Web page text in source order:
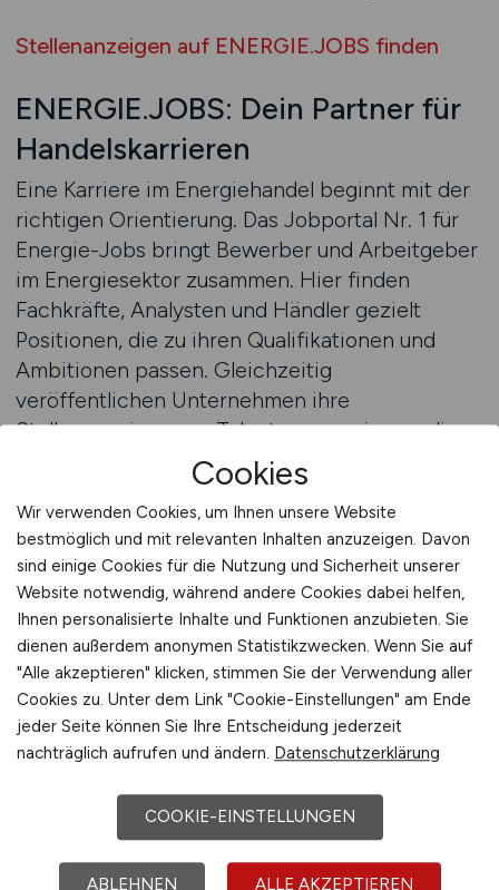
Stellenanzeigen auf ENERGIE.JOBS finden
ENERGIE.JOBS: Dein Partner für
Handelskarrieren
Eine Karriere im Energiehandel beginnt mit der
richtigen Orientierung. Das Jobportal Nr. 1 für
Energie-Jobs bringt Bewerber und Arbeitgeber
im Energiesektor zusammen. Hier finden
Fachkräfte, Analysten und Händler gezielt
Positionen, die zu ihren Qualifikationen und
Ambitionen passen. Gleichzeitig
veröffentlichen Unternehmen ihre
Stellenanzeigen, um Talente zu gewinnen, die
den Energiemarkt mitgestalten möchten.
Wie unterstützt ENERGIE.JOBS die
Karriereentwicklung im Energiehandel?
Das Portal bündelt Stellenangebote aus dem
gesamten Handelsumfeld – von
Energieversorgern über Strombörsen bis hin zu
spezialisierten Beratungsunternehmen.
Bewerber können gezielt nach Fachrichtungen,
Erfahrungsniveaus und Regionen suchen. So
finden sie genau die Angebote, die ihren
Karrierevorstellungen entsprechen.
Energieberufe?
Cookies
Wir verwenden Cookies, um Ihnen unsere Website
bestmöglich und mit relevanten Inhalten anzuzeigen. Davon
sind einige Cookies für die Nutzung und Sicherheit unserer
Website notwendig, während andere Cookies dabei helfen,
Ihnen personalisierte Inhalte und Funktionen anzubieten. Sie
dienen außerdem anonymen Statistikzwecken. Wenn Sie auf
"Alle akzeptieren" klicken, stimmen Sie der Verwendung aller
Cookies zu. Unter dem Link "Cookie-Einstellungen" am Ende
jeder Seite können Sie Ihre Entscheidung jederzeit
nachträglich aufrufen und ändern. Datenschutzerklärung
COOKIE-EINSTELLUNGEN
ABLEHNEN ALLE AKZEPTIEREN